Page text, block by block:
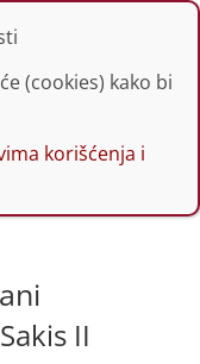
II
(cookies) kako bi
korišćenja i